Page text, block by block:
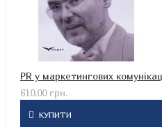
PR у маркетингових
610.00 грн.
КУПИТИ